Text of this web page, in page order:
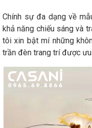
Chính sự đa dạng về
khả năng chiếu sáng và
tôi xin bật mí những
trần đèn trang trí được